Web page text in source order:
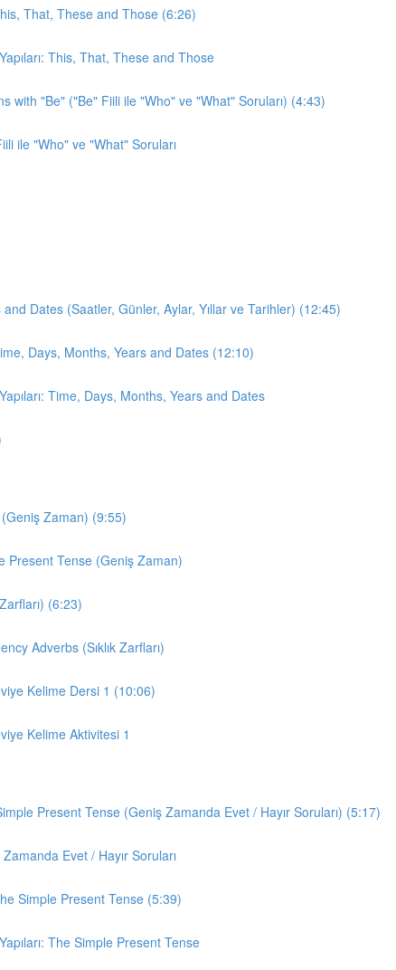
That, These and Those (6:26)
This, That, These and Those
with "Be" ("Be" Fiili ile "Who" ve "What" Soruları) (4:43)
ile "Who" ve "What" Soruları
Dates (Saatler, Günler, Aylar, Yıllar ve Tarihler) (12:45)
Days, Months, Years and Dates (12:10)
Time, Days, Months, Years and Dates
Zaman) (9:55)
Present Tense (Geniş Zaman)
(6:23)
Adverbs (Sıklık Zarfları)
Kelime Dersi 1 (10:06)
Kelime Aktivitesi 1
Present Tense (Geniş Zamanda Evet / Hayır Soruları) (5:17)
Evet / Hayır Soruları
Simple Present Tense (5:39)
The Simple Present Tense